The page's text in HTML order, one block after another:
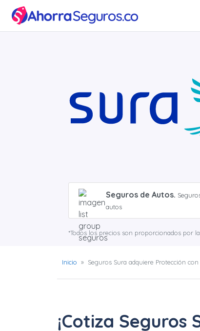
Seguros de Autos.
autos
*Todos los precios son proporcionados por
Inicio » Seguros Sura adquiere Protección
¡Cotiza Seguros